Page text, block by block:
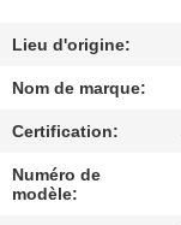
DE
NOUS
VISITE
D'USINE
Lieu d'origine:
Nom de marque:
Certification:
Numéro de
modèle: